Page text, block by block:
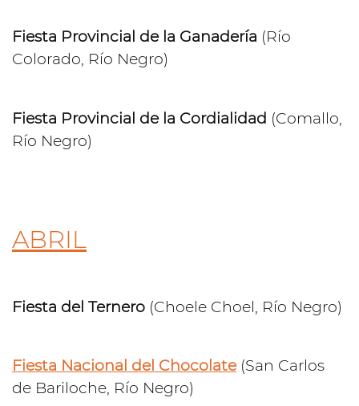
Fiesta Provincial de la Ganadería (Río
Colorado, Río Negro)
Fiesta Provincial de la Cordialidad (Comallo,
Río Negro)
ABRIL
Fiesta del Ternero (Choele Choel, Río Negro)
Fiesta Nacional del Chocolate(San Carlos
de Bariloche, Río Negro)